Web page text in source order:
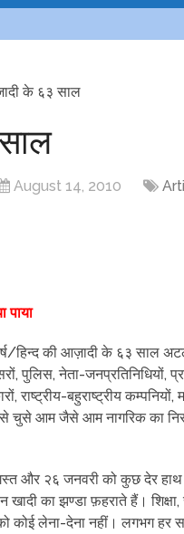
के ६३ साल
August 14, 2010
पाया
हिन्द की आज़ादी के ६३ साल
पुलिस, नेता-जनप्रतिनिधियों,
राष्ट्रीय-बहुराष्ट्रीय कम्पनियों,
चुसे आम जैसे आम नागरिक का
और २६ जनवरी को कुछ देर हाथ
खादी का झण्डा फ़हराते हैं।
कोई लेना-देना नहीं। लगभग हर